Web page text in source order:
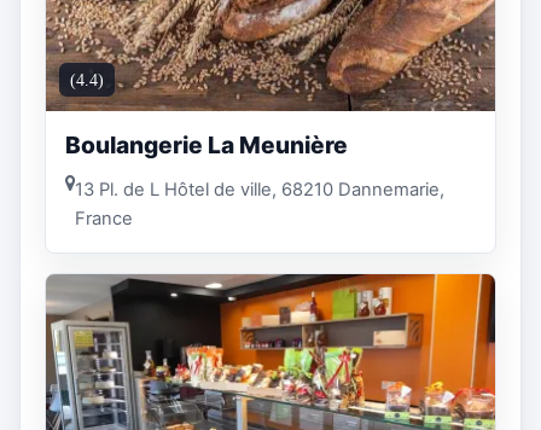
(4.4)
Boulangerie La Meunière
13 Pl. de L Hôtel de ville, 68210 Dannemarie,
France